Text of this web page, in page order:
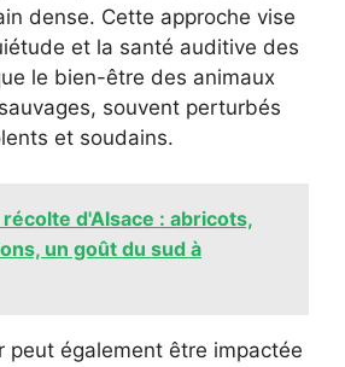
dense. Cette approche vise
et la santé auditive des
le bien-être des animaux
souvent perturbés
et soudains.
récolte d'Alsace : abricots,
un goût du sud à
peut également être impactée